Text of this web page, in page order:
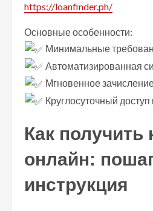
https://loanfinder.ph/
Основные особенности:
Минимальные
Автоматизированная
Мгновенное
Круглосуточный доступ
Как получить
онлайн:
инструкция